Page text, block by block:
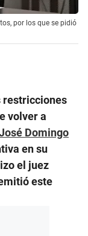
por los que se pidió
restricciones
volver a
Domingo
en su
el juez
este